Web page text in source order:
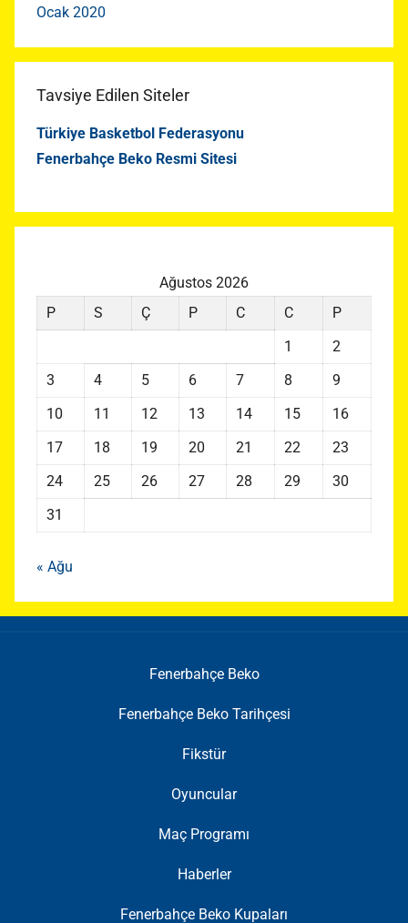
Ocak 2020
Tavsiye Edilen Siteler
Türkiye Basketbol Federasyonu
Fenerbahçe Beko Resmi Sitesi
Ağustos 2026
P
S Ç P C C
P
1
2
3
4 5 6 7 8
9
10
11 12 13 14 15
16
17
18 19 20 21 22
23
24
25 26 27 28 29
30
31
« Ağu
Fenerbahçe Beko
Fenerbahçe Beko Tarihçesi
Fikstür
Oyuncular
Maç Programı
Haberler
Fenerbahçe Beko Kupaları